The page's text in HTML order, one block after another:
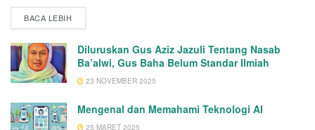
BACA LEBIH
Diluruskan Gus Aziz Jazuli Tentang Nasab
Ba’alwi, Gus Baha Belum Standar Ilmiah
23 NOVEMBER 2025
Mengenal dan Memahami Teknologi AI
25 MARET 2025